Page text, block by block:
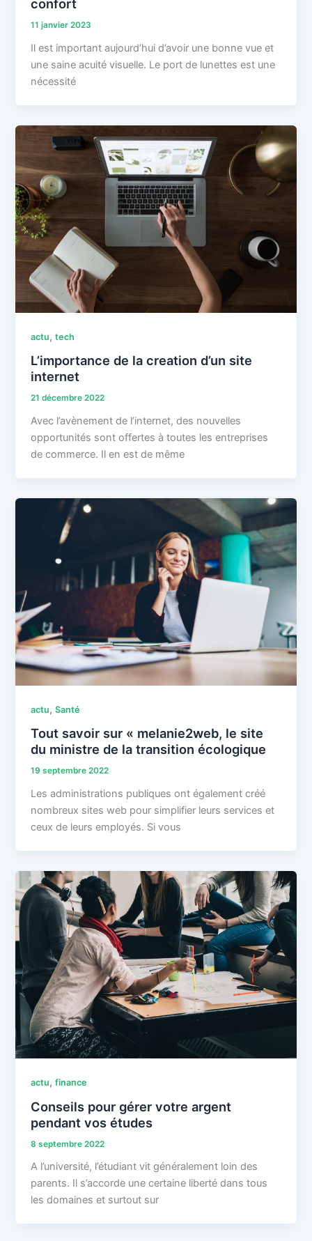
confort
11 janvier 2023
Il est important aujourd’hui d’avoir une bonne vue et
une saine acuité visuelle. Le port de lunettes est une
nécessité
actu,tech
L’importance de la creation d’un site
internet
21 décembre 2022
Avec l’avènement de l’internet, des nouvelles
opportunités sont offertes à toutes les entreprises
de commerce. Il en est de même
actu,Santé
Tout savoir sur « melanie2web, le site
du ministre de la transition écologique
19 septembre 2022
Les administrations publiques ont également créé
nombreux sites web pour simplifier leurs services et
ceux de leurs employés. Si vous
actu,finance
Conseils pour gérer votre argent
pendant vos études
8 septembre 2022
A l’université, l’étudiant vit généralement loin des
parents. Il s’accorde une certaine liberté dans tous
les domaines et surtout sur